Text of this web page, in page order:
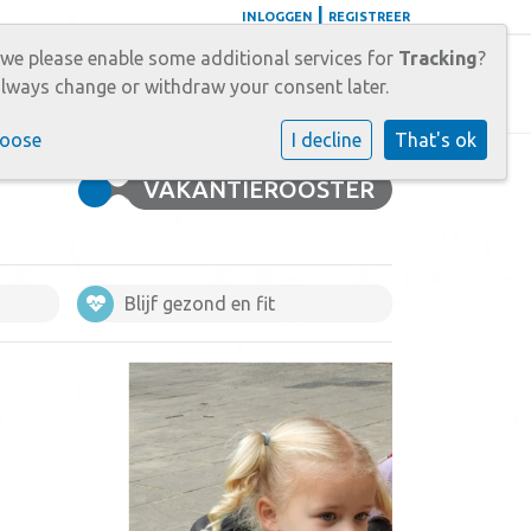
INLOGGEN REGISTREER
Carrièrekansen
VAKANTIEROOSTER
Blijf gezond en fit
please enable some additional services for Tracking?
change or withdraw your consent later.
I decline That's ok